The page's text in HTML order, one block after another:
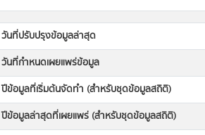
วันที่ปรับปรุงข้อมูลล่าสุด
วันที่กำหนดเผยแพร่ข้อมูล
ปีข้อมูลที่เริ่มต้นจัดทำ (สำหรับชุดข้อมูลสถิติ)
ปีข้อมูลล่าสุดที่เผยแพร่ (สำหรับชุดข้อมูลสถิติ)